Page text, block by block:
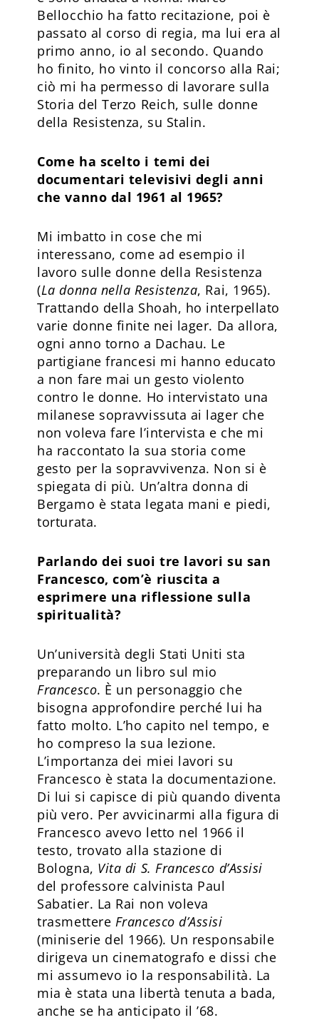
Bellocchio ha fatto recitazione, poi è
passato al corso di regia, ma lui era al
primo anno, io al secondo. Quando
ho finito, ho vinto il concorso alla Rai;
ciò mi ha permesso di lavorare sulla
Storia del Terzo Reich, sulle donne
della Resistenza, su Stalin.
Come ha scelto i temi dei
documentari televisivi degli anni
che vanno dal 1961 al 1965?
Mi imbatto in cose che mi
interessano, come ad esempio il
lavoro sulle donne della Resistenza
(La donna nella Resistenza, Rai, 1965).
Trattando della Shoah, ho interpellato
varie donne finite nei lager. Da allora,
ogni anno torno a Dachau. Le
partigiane francesi mi hanno educato
a non fare mai un gesto violento
contro le donne. Ho intervistato una
milanese sopravvissuta ai lager che
non voleva fare l’intervista e che mi
ha raccontato la sua storia come
gesto per la sopravvivenza. Non si è
spiegata di più. Un’altra donna di
Bergamo è stata legata mani e piedi,
torturata.
Parlando dei suoi tre lavori su san
Francesco, com’è riuscita a
esprimere una riflessione sulla
spiritualità?
Un’università degli Stati Uniti sta
preparando un libro sul mio
Francesco. È un personaggio che
bisogna approfondire perché lui ha
fatto molto. L’ho capito nel tempo, e
ho compreso la sua lezione.
L’importanza dei miei lavori su
Francesco è stata la documentazione.
Di lui si capisce di più quando diventa
più vero. Per avvicinarmi alla figura di
Francesco avevo letto nel 1966 il
testo, trovato alla stazione di
Bologna, Vita di S. Francesco d’Assisi
del professore calvinista Paul
Sabatier. La Rai non voleva
trasmettere Francesco d’Assisi
(miniserie del 1966). Un responsabile
dirigeva un cinematografo e dissi che
mi assumevo io la responsabilità. La
mia è stata una libertà tenuta a bada,
anche se ha anticipato il ’68.